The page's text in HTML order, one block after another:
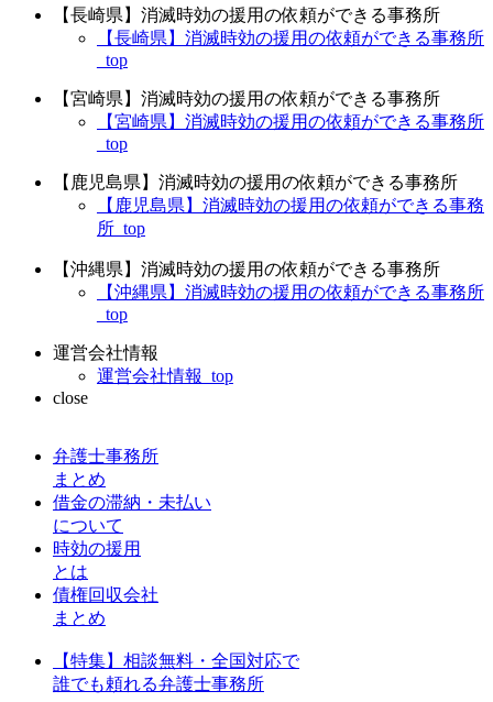
【長崎県】消滅時効の援用の依頼ができる事務所
【長崎県】消滅時効の援用の依頼ができる事務所
_top
【宮崎県】消滅時効の援用の依頼ができる事務所
【宮崎県】消滅時効の援用の依頼ができる事務所
_top
【鹿児島県】消滅時効の援用の依頼ができる事務所
【鹿児島県】消滅時効の援用の依頼ができる事務
所_top
【沖縄県】消滅時効の援用の依頼ができる事務所
【沖縄県】消滅時効の援用の依頼ができる事務所
_top
運営会社情報
運営会社情報_top
close
弁護士事務所
まとめ
借金の滞納・未払い
について
時効の援用
とは
債権回収会社
まとめ
【特集】相談無料・全国対応で
誰でも頼れる弁護士事務所